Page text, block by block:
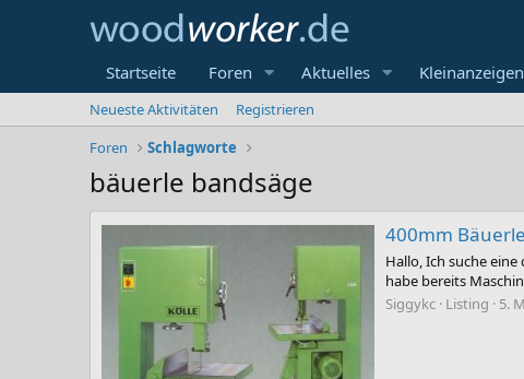
Startseite Foren Aktuelles Kleinanzeigen
Neueste Aktivitäten
Registrieren
Foren
Schlagworte
bäuerle bandsäge
400mm
Hallo, Ich suche
habe bereits
Siggykc Listing 5.